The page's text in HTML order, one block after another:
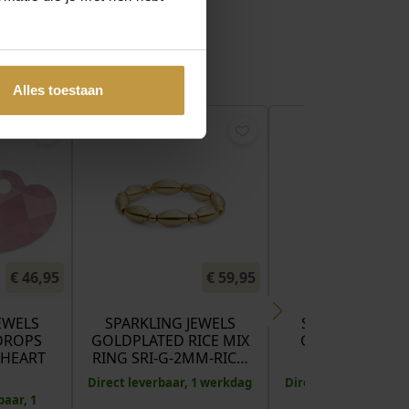
Alles toestaan
€46,95
1
€59,95
SPARKLING JEWELS
GOLDPLATED RICE MIX
RING SRI-G-2MM-RIC…
Direct leverbaar, 1 werkdag
SPARKLING
GOLDPLATED
Direct leverbaar, 1